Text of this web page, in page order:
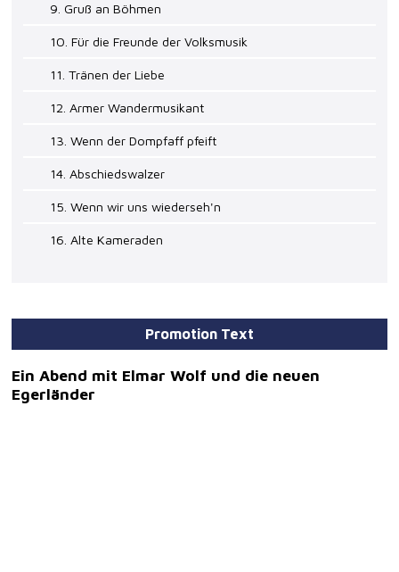
9. Gruß an Böhmen
10. Für die Freunde der Volksmusik
11. Tränen der Liebe
12. Armer Wandermusikant
13. Wenn der Dompfaff pfeift
14. Abschiedswalzer
15. Wenn wir uns wiederseh'n
16. Alte Kameraden
Promotion Text
Ein Abend mit Elmar Wolf und die neuen
Egerländer